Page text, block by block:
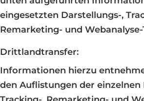
eingesetzten Darstellungs-,
Remarketing- und
Drittlandtransfer:
Informationen hierzu
den Auflistungen der einzelnen